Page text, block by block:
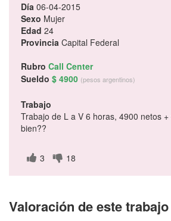
Día 06-04-2015
Sexo Mujer
Edad 24
Provincia Capital Federal
Rubro Call Center
Sueldo $ 4900 (pesos argentinos)
Trabajo
Trabajo de L a V 6 horas, 4900 netos
bien??
3 18
Valoración de este trabajo